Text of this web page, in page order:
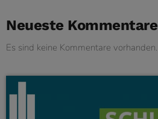
Neueste Kommentare
Es sind keine Kommentare vorhanden.